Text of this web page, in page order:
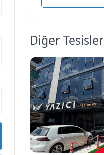
Diğer Tesisler